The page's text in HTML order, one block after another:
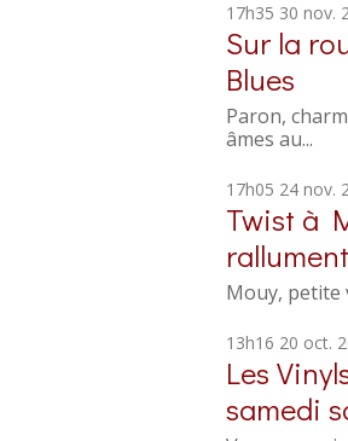
17h35 30 nov.
Sur la
Blues
Paron,
âmes au...
17h05 24 nov.
Twist à
Mouy, petite
13h16 20 oct.
Les
samedi